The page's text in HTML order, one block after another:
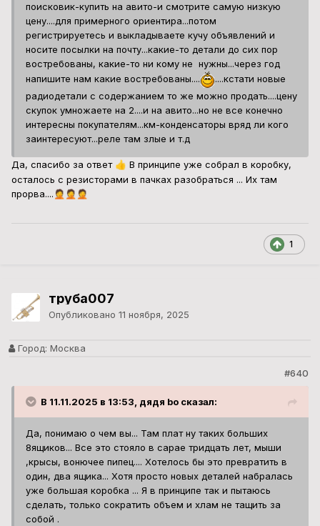
поисковик-купить на авито-и смотрите самую низкую
цену....для примерного ориентира...потом
регистрируетесь и выкладываете кучу объявлений и
носите посылки на почту...какие-то детали до сих пор
востребованы, какие-то ни кому не нужны...через год
напишите нам какие востребованы....
....кстати новые
радиодетали с содержанием то же можно продать....цену
скупок умножаете на 2....и на авито...но не все конечно
интересны покупателям...км-конденсаторы вряд ли кого
заинтересуют...реле там злые и т.д
Да, спасибо за ответ 👍 В принципе уже собрал в коробку,
осталось с резисторами в пачках разобраться ... Их там
прорва.... 🤦 🤦 🤦
1
труба007
Опубликовано 11 ноября, 2025
Город: Москва
#640
В 11.11.2025 в 13:53, дядя bo сказал:
Да, понимаю о чем вы... Там плат ну таких больших
8ящиков... Все это стояло в сарае тридцать лет, мыши
,крысы, вонючее пипец.... Хотелось бы это превратить в
один, два ящика... Хотя просто новых деталей набралась
уже большая коробка ... Я в принципе так и пытаюсь
сделать, только сократить объем и хлам не тащить за
собой .